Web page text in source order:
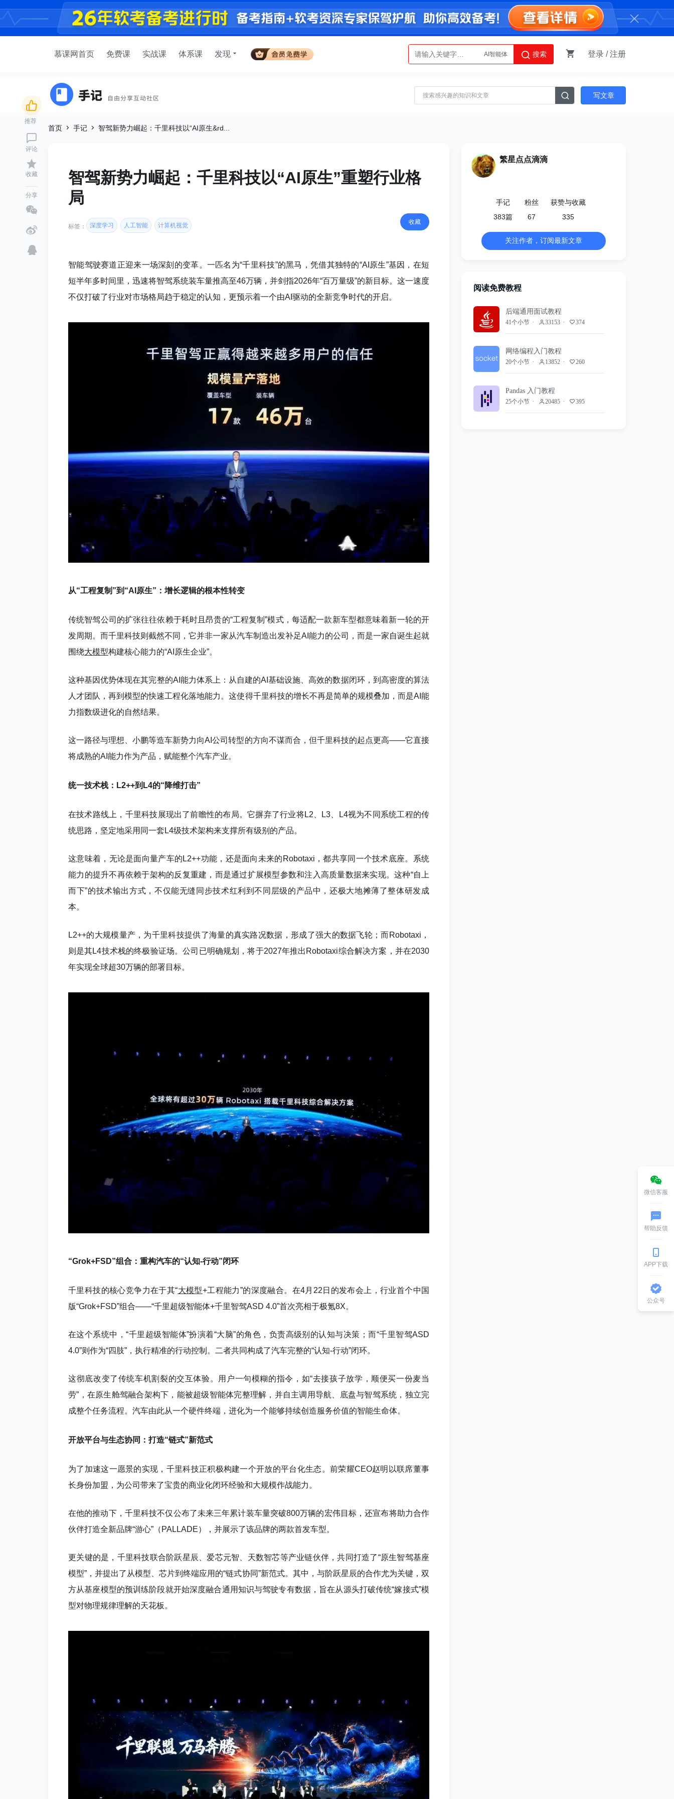
慕课网首页 免费课 实战课 体系课 发现
AI智能体
Python
搜索 登录 /注册
写文章
首页 手记 智驾新势力崛起：千里科技以“AI原生&rd...
推荐
评论
收藏
分享
智驾新势力崛起：千里科技以“AI原生”重塑行业格
局
标签： 深度学习 人工智能 计算机视觉
收藏
智能驾驶赛道正迎来一场深刻的变革。一匹名为“千里科技”的黑马，凭借其独特的“AI原生”基因，在短
短半年多时间里，迅速将智驾系统装车量推高至46万辆，并剑指2026年“百万量级”的新目标。这一速度
不仅打破了行业对市场格局趋于稳定的认知，更预示着一个由AI驱动的全新竞争时代的开启。
从“工程复制”到“AI原生”：增长逻辑的根本性转变
传统智驾公司的扩张往往依赖于耗时且昂贵的“工程复制”模式，每适配一款新车型都意味着新一轮的开
发周期。而千里科技则截然不同，它并非一家从汽车制造出发补足AI能力的公司，而是一家自诞生起就
围绕大模型构建核心能力的“AI原生企业”。
这种基因优势体现在其完整的AI能力体系上：从自建的AI基础设施、高效的数据闭环，到高密度的算法
人才团队，再到模型的快速工程化落地能力。这使得千里科技的增长不再是简单的规模叠加，而是AI能
力指数级进化的自然结果。
这一路径与理想、小鹏等造车新势力向AI公司转型的方向不谋而合，但千里科技的起点更高——它直接
将成熟的AI能力作为产品，赋能整个汽车产业。
统一技术栈：L2++到L4的“降维打击”
在技术路线上，千里科技展现出了前瞻性的布局。它摒弃了行业将L2、L3、L4视为不同系统工程的传
统思路，坚定地采用同一套L4级技术架构来支撑所有级别的产品。
这意味着，无论是面向量产车的L2++功能，还是面向未来的Robotaxi，都共享同一个技术底座。系统
能力的提升不再依赖于架构的反复重建，而是通过扩展模型参数和注入高质量数据来实现。这种“自上
而下”的技术输出方式，不仅能无缝同步技术红利到不同层级的产品中，还极大地摊薄了整体研发成
本。
L2++的大规模量产，为千里科技提供了海量的真实路况数据，形成了强大的数据飞轮；而Robotaxi，
则是其L4技术栈的终极验证场。公司已明确规划，将于2027年推出Robotaxi综合解决方案，并在2030
年实现全球超30万辆的部署目标。
“Grok+FSD”组合：重构汽车的“认知-行动”闭环
千里科技的核心竞争力在于其“大模型+工程能力”的深度融合。在4月22日的发布会上，行业首个中国
版“Grok+FSD”组合——“千里超级智能体+千里智驾ASD 4.0”首次亮相于极氪8X。
在这个系统中，“千里超级智能体”扮演着“大脑”的角色，负责高级别的认知与决策；而“千里智驾ASD
4.0”则作为“四肢”，执行精准的行动控制。二者共同构成了汽车完整的“认知-行动”闭环。
这彻底改变了传统车机割裂的交互体验。用户一句模糊的指令，如“去接孩子放学，顺便买一份麦当
劳”，在原生舱驾融合架构下，能被超级智能体完整理解，并自主调用导航、底盘与智驾系统，独立完
成整个任务流程。汽车由此从一个硬件终端，进化为一个能够持续创造服务价值的智能生命体。
开放平台与生态协同：打造“链式”新范式
为了加速这一愿景的实现，千里科技正积极构建一个开放的平台化生态。前荣耀CEO赵明以联席董事
长身份加盟，为公司带来了宝贵的商业化闭环经验和大规模作战能力。
在他的推动下，千里科技不仅公布了未来三年累计装车量突破800万辆的宏伟目标，还宣布将助力合作
伙伴打造全新品牌“游心”（PALLADE），并展示了该品牌的两款首发车型。
更关键的是，千里科技联合阶跃星辰、爱芯元智、天数智芯等产业链伙伴，共同打造了“原生智驾基座
模型”，并提出了从模型、芯片到终端应用的“链式协同”新范式。其中，与阶跃星辰的合作尤为关键，双
方从基座模型的预训练阶段就开始深度融合通用知识与驾驶专有数据，旨在从源头打破传统“嫁接式”模
型对物理规律理解的天花板。
繁星点点滴滴
手记
383篇
粉丝
67
获赞与收藏
335
关注作者，订阅最新文章
阅读免费教程
后端通用面试教程
41个小节 33153 374
网络编程入门教程
20个小节 13852 260
Pandas 入门教程
25个小节 20485 395
微信客服
帮助反馈
APP下载
公众号